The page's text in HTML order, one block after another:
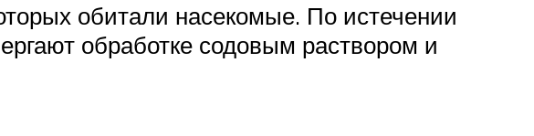
обитали насекомые. По истечении
обработке содовым раствором и